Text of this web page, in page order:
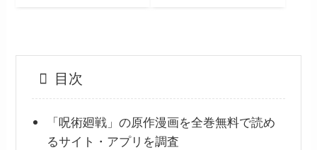
目次
「呪術廻戦」の原作漫画を全巻無料で読め
るサイト・アプリを調査